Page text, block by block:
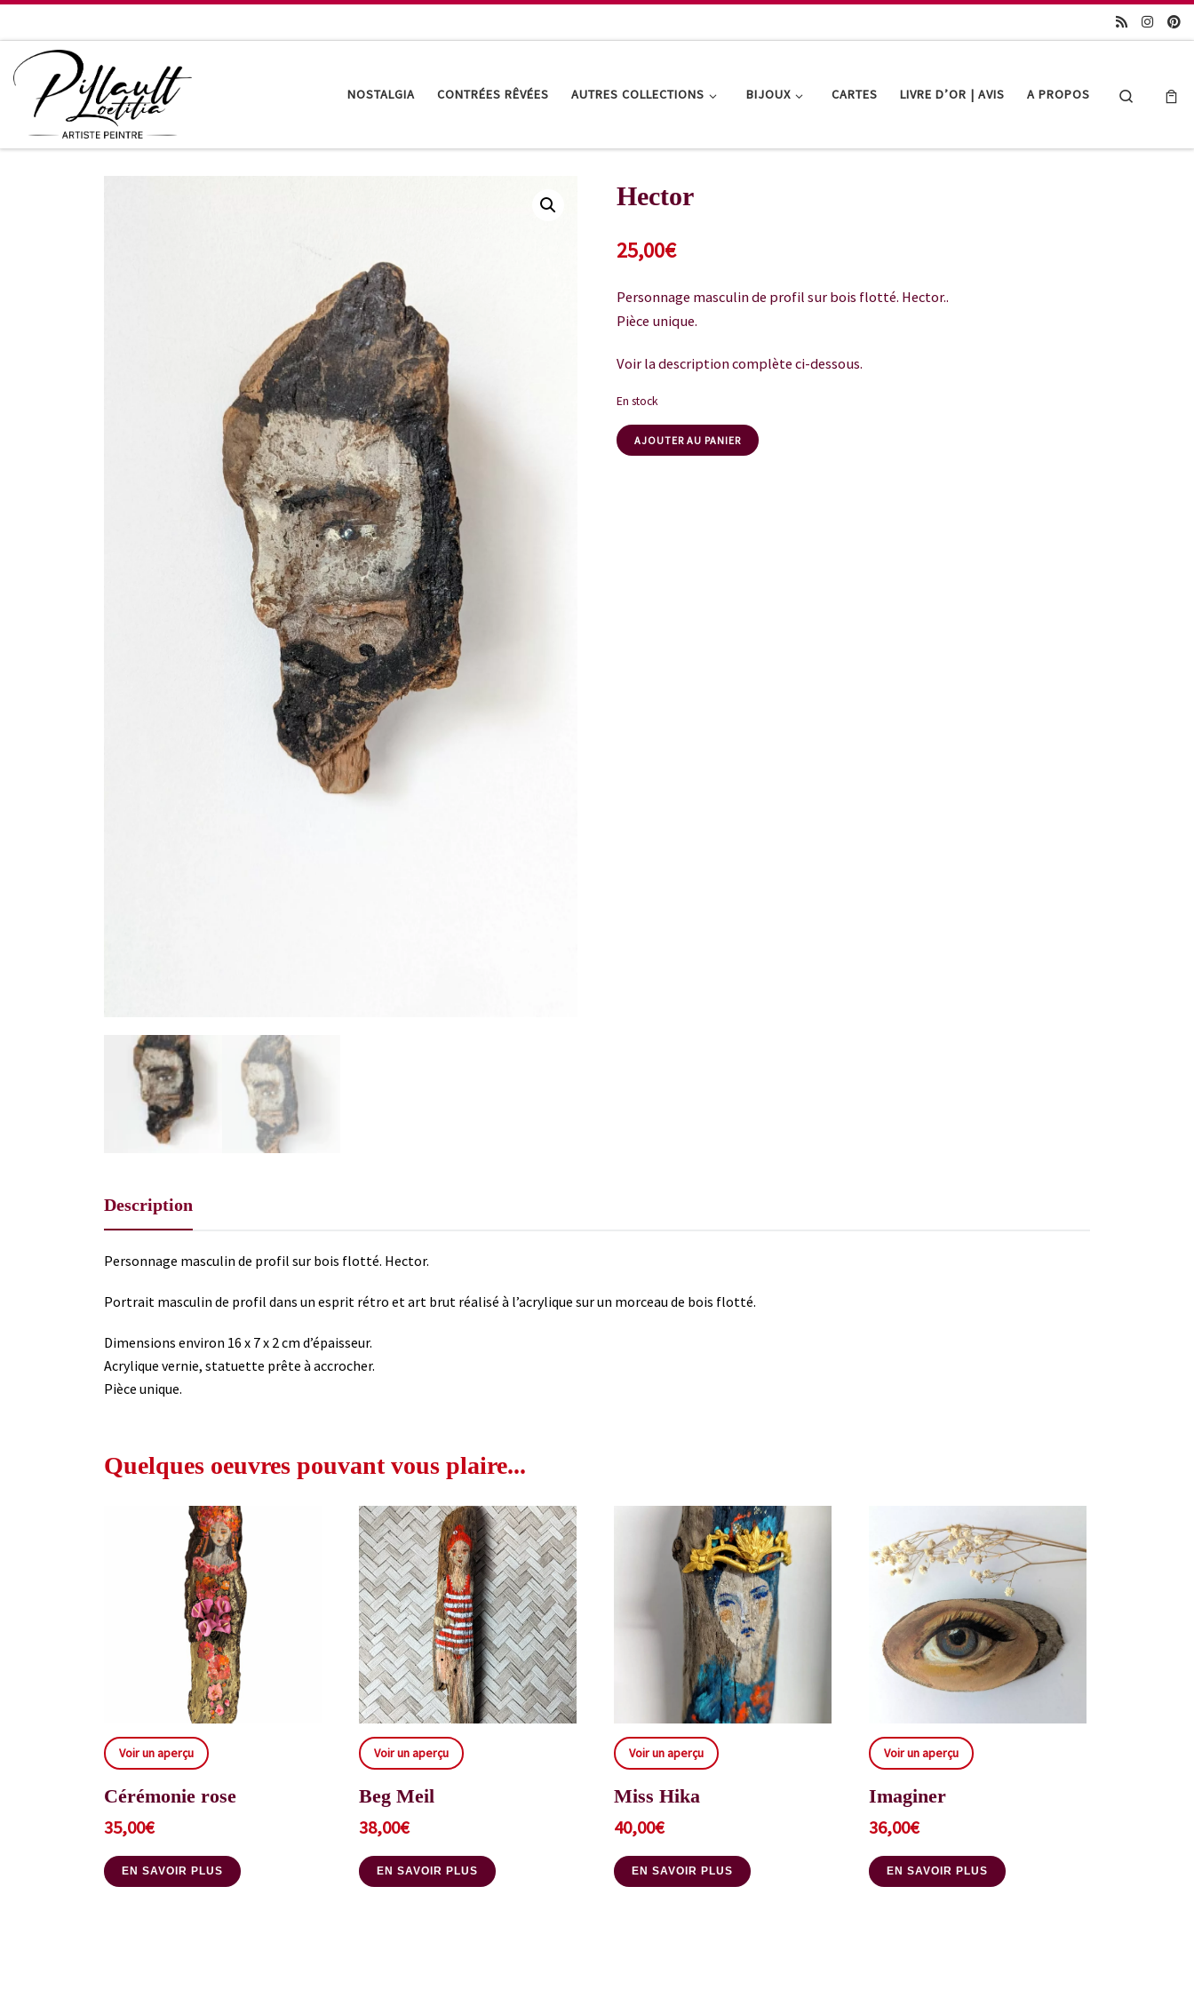
NOSTALGIA CONTRÉES RÊVÉES AUTRES COLLECTIONS BIJOUX CARTES LIVRE D’OR | AVIS A PROPOS Search
Hector
25,00€
Personnage masculin de profil sur bois flotté. Hector..
Pièce unique.
Voir la description complète ci-dessous.
En stock
AJOUTER AU PANIER
Description
Personnage masculin de profil sur bois flotté. Hector.
Portrait masculin de profil dans un esprit rétro et art brut réalisé à l’acrylique sur un morceau de bois flotté.
Dimensions environ 16 x 7 x 2 cm d’épaisseur.
Acrylique vernie, statuette prête à accrocher.
Pièce unique.
Quelques oeuvres pouvant vous plaire...
Voir un aperçu
Cérémonie rose
35,00€
EN SAVOIR PLUS
Voir un aperçu
Beg Meil
38,00€
EN SAVOIR PLUS
Voir un aperçu
Miss Hika
40,00€
EN SAVOIR PLUS
Voir un aperçu
Imaginer
36,00€
EN SAVOIR PLUS